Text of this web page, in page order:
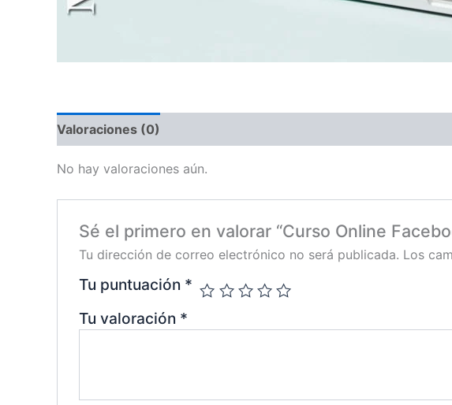
Valoraciones (0)
No hay valoraciones aún.
Sé el primero en valorar “Curso Online
Tu dirección de correo electrónico no será publicada. Los
Tu puntuación *
Tu valoración *